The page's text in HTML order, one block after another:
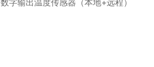
数字输出温度传感器（本地+远程）